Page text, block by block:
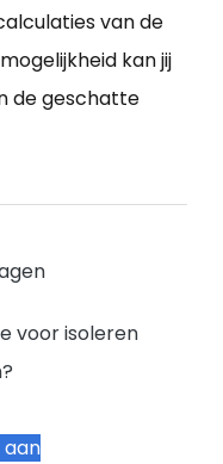
van de
kan jij
de geschatte
voor isoleren